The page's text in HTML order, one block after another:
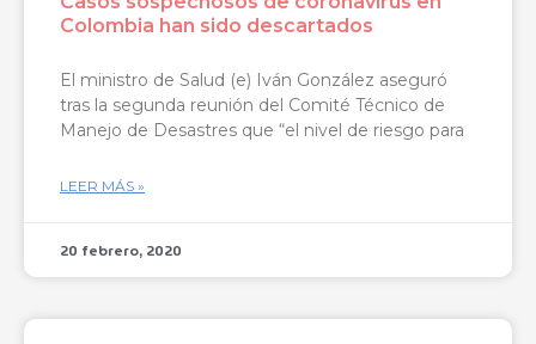
Colombia han sido descartados
El ministro de Salud (e) Iván González aseguró
tras la segunda reunión del Comité Técnico de
Manejo de Desastres que “el nivel de riesgo para
LEER MÁS »
20 febrero, 2020